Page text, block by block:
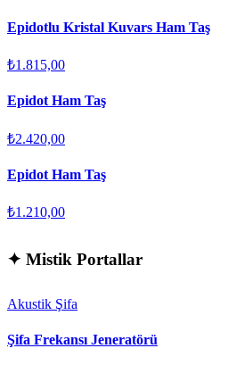
Epidotlu Kristal Kuvars Ham Taş
₺1.815,00
Epidot Ham Taş
₺2.420,00
Epidot Ham Taş
₺1.210,00
✦ Mistik Portallar
Akustik Şifa
Şifa Frekansı Jeneratörü